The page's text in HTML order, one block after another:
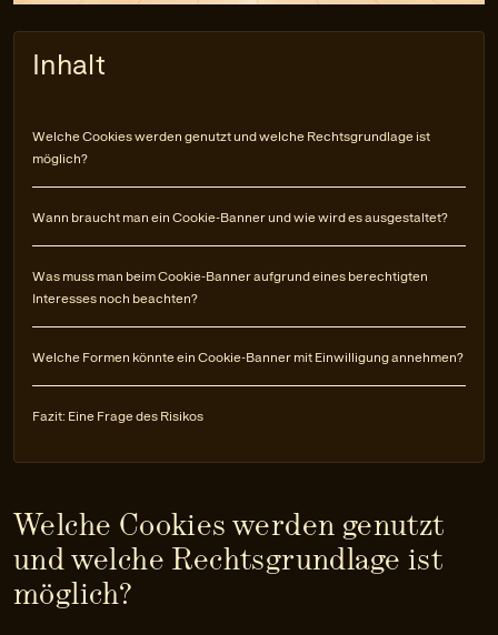
Inhalt
Welche Cookies werden genutzt und welche Rechtsgrundlage ist
möglich?
Wann braucht man ein Cookie-Banner und wie wird es ausgestaltet?
Was muss man beim Cookie-Banner aufgrund eines berechtigten
Interesses noch beachten?
Welche Formen könnte ein Cookie-Banner mit Einwilligung annehmen?
Fazit: Eine Frage des Risikos
Welche Cookies werden genutzt
und welche Rechtsgrundlage ist
möglich?